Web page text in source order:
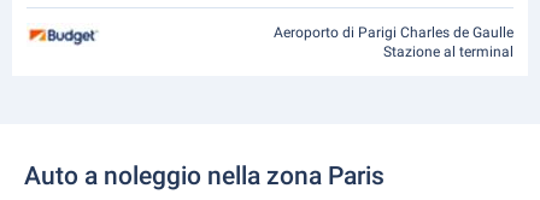
Aeroporto di Parigi Charles de Gaulle
Stazione al terminal
Auto a noleggio nella zona Paris